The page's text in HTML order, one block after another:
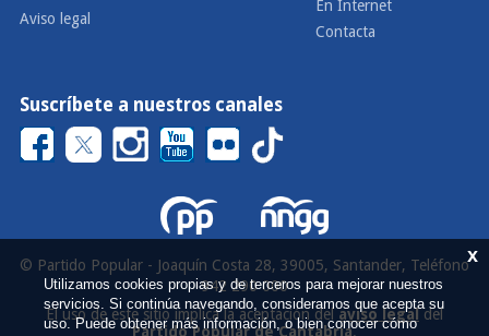
Aviso legal
En Internet
Contacta
Suscríbete a nuestros canales
© Partido Popular - Joaquín Costa 28, 39005, Santander, Teléfono
942 290 000
El uso de este sitio implica la aceptación delaviso legaldel
Partido Popular de Cantabria.
x
Utilizamos cookies propias y de terceros para mejorar nuestros
servicios. Si continúa navegando, consideramos que acepta su
uso. Puede obtener más información, o bien conocer cómo